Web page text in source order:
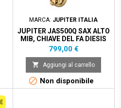
MARCA: JUPITER ITALIA
JUPITER JAS500Q SAX ALTO
MIB, CHIAVE DEL FA DIESIS
ACUTO
Prezzo
799,00 €
 Aggiungi al carrello
 Non disponibile